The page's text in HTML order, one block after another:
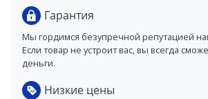
Гарантия
Мы гордимся безупречной репутацией
Если товар не устроит вас, вы всегда
деньги.
Низкие цены